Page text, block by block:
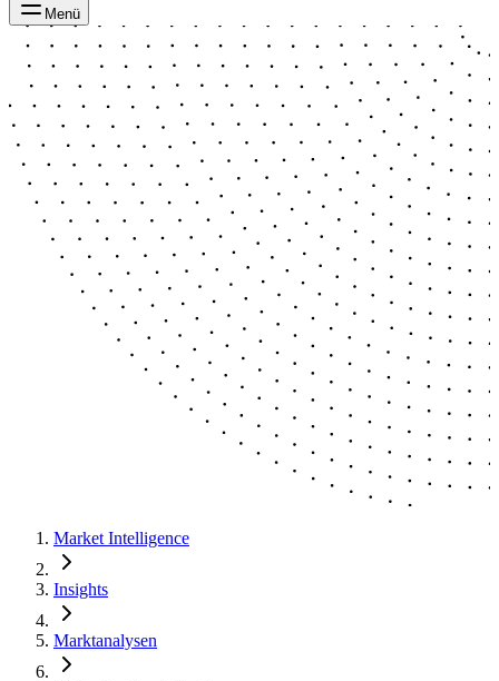
Menü
Market Intelligence
Insights
Marktanalysen